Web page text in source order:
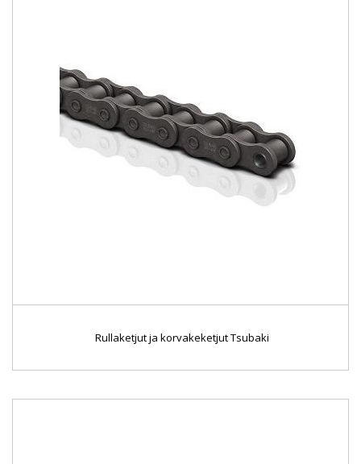
Rullaketjut ja korvakeketjut Tsubaki